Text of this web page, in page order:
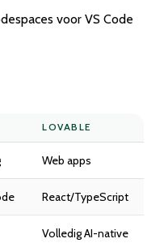
voor VS Code
LOVABLE
Web apps
React/TypeScript
Volledig AI-native